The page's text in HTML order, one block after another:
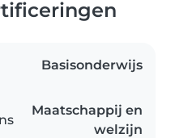
Basisonderwijs
Maatschappij en
welzijn